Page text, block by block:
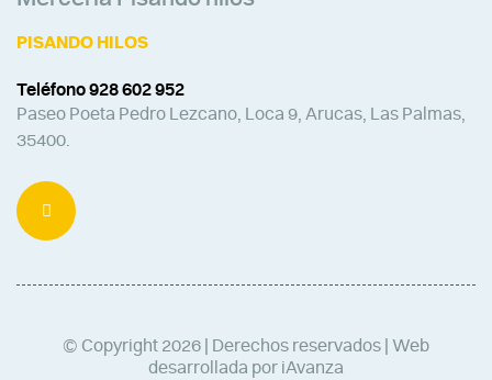
PISANDO HILOS
Teléfono 928 602 952
Paseo Poeta Pedro Lezcano, Loca 9, Arucas, Las Palmas,
35400.
© Copyright 2026 | Derechos reservados | Web
desarrollada por iAvanza